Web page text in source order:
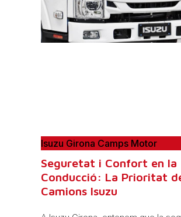
Isuzu Girona Camps Motor
Seguretat i Confort en la
Conducció: La Prioritat
Camions Isuzu